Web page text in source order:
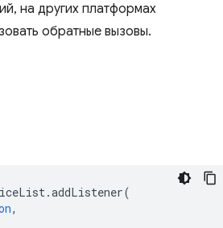
на других платформах
обратные вызовы.
.addListener(
,